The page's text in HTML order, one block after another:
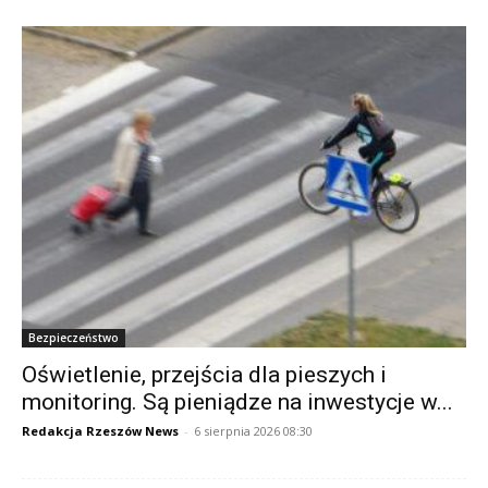
Bezpieczeństwo
Oświetlenie, przejścia dla pieszych i
monitoring. Są pieniądze na inwestycje w...
Redakcja Rzeszów News - 6 sierpnia 2026 08:30